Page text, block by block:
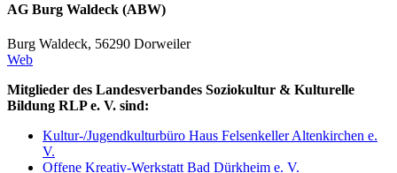
AG Burg Waldeck (ABW)
Burg Waldeck, 56290 Dorweiler
Web
Mitglieder des Landesverbandes Soziokultur & Kulturelle
Bildung RLP e. V. sind:
Kultur-/Jugendkulturbüro Haus Felsenkeller Altenkirchen e.
V.
Offene Kreativ-Werkstatt Bad Dürkheim e. V.